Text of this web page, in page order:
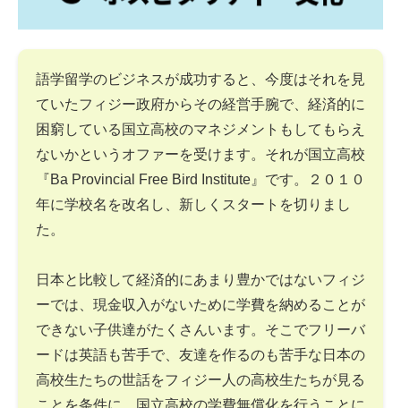
語学留学のビジネスが成功すると、今度はそれを見
ていたフィジー政府からその経営手腕で、経済的に
困窮している国立高校のマネジメントもしてもらえ
ないかというオファーを受けます。それが国立高校
『Ba Provincial Free Bird Institute』です。２０１０
年に学校名を改名し、新しくスタートを切りまし
た。
日本と比較して経済的にあまり豊かではないフィジ
ーでは、現金収入がないために学費を納めることが
できない子供達がたくさんいます。そこでフリーバ
ードは英語も苦手で、友達を作るのも苦手な日本の
高校生たちの世話をフィジー人の高校生たちが見る